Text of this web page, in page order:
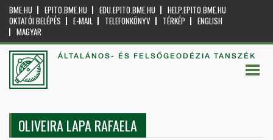
BME.HU EPITO.BME.HU EDU.EPITO.BME.HU
HELP.EPITO.BME.HU
OKTATÓI BELÉPÉS
E-MAIL TELEFONKÖNYV TÉRKÉP
ENGLISH
MAGYAR
ÁLTALÁNOS- ÉS FELSŐGEODÉZIA TANSZÉK
OLIVEIRA LAPA RAFAELA